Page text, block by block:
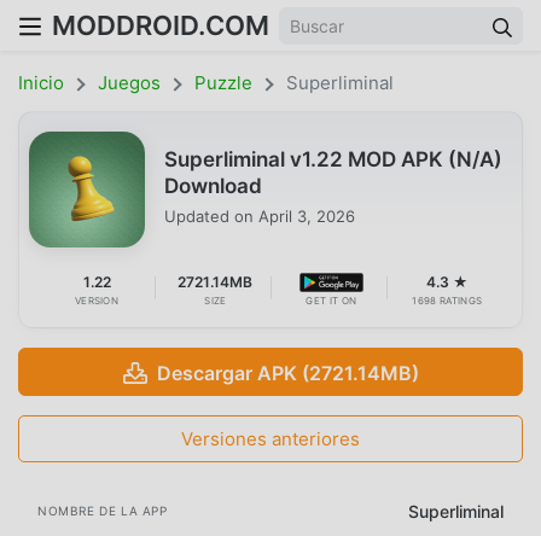
MODDROID.COM
Inicio Juegos Puzzle Superliminal
Superliminal v1.22 MOD APK (N/A)
Download
Updated on April 3, 2026
1.22
VERSION
2721.14MB
SIZE GET IT ON
4.3 ★
1698 RATINGS
Descargar APK (2721.14MB)
Versiones anteriores
NOMBRE DE LA APP Superliminal